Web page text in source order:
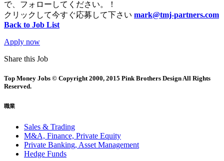
で、フォローしてください。！
クリックして今すぐ応募して下さい mark@tmj-partners.com
Back to Job List
Apply now
Share this Job
Top Money Jobs © Copyright 2000, 2015 Pink Brothers Design All Rights
Reserved.
職業
Sales & Trading
M&A, Finance, Private Equity
Private Banking, Asset Management
Hedge Funds